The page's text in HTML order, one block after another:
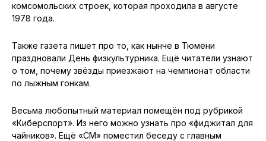
комсомольских строек, которая проходила в августе
1978 года.
Также газета пишет про то, как нынче в Тюмени
праздновали День физкультурника. Ещё читатели узнают
о том, почему звёзды приезжают на чемпионат области
по лыжным гонкам.
Весьма любопытный материал помещён под рубрикой
«Киберспорт». Из него можно узнать про «фиджитал для
чайников». Ещё «СМ» поместил беседу с главным